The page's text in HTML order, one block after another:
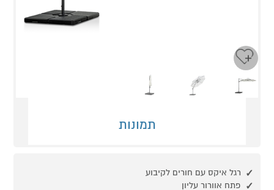
תמונות
רגל איקס עם חורים לקיבוע
פתח אוורור עליון